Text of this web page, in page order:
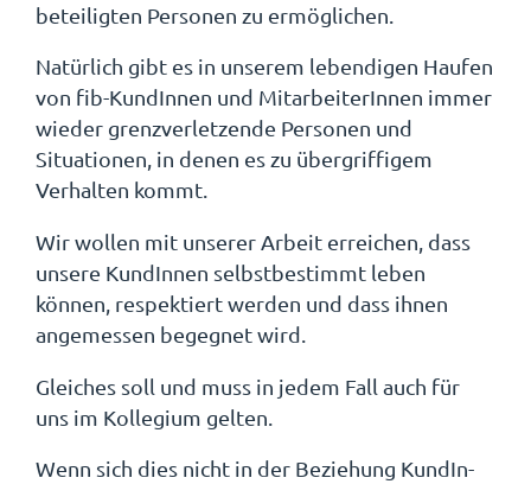
beteiligten Personen zu ermöglichen.
Natürlich gibt es in unserem lebendigen Haufen
von fib-KundInnen und MitarbeiterInnen immer
wieder grenzverletzende Personen und
Situationen, in denen es zu übergriffigem
Verhalten kommt.
Wir wollen mit unserer Arbeit erreichen, dass
unsere KundInnen selbstbestimmt leben
können, respektiert werden und dass ihnen
angemessen begegnet wird.
Gleiches soll und muss in jedem Fall auch für
uns im Kollegium gelten.
Wenn sich dies nicht in der Beziehung KundIn-